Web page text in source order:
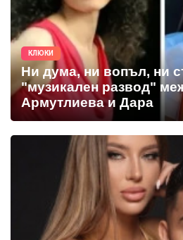
КЛЮКИ
Ни дума, ни вопъл, ни
"музикален развод"
Армутлиева и Дара